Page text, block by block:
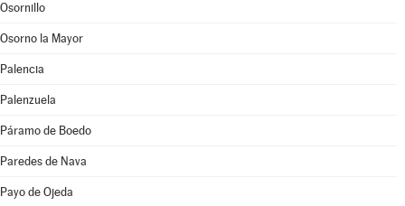
Osornillo
Osorno la Mayor
Palencia
Palenzuela
Páramo de Boedo
Paredes de Nava
Payo de Ojeda